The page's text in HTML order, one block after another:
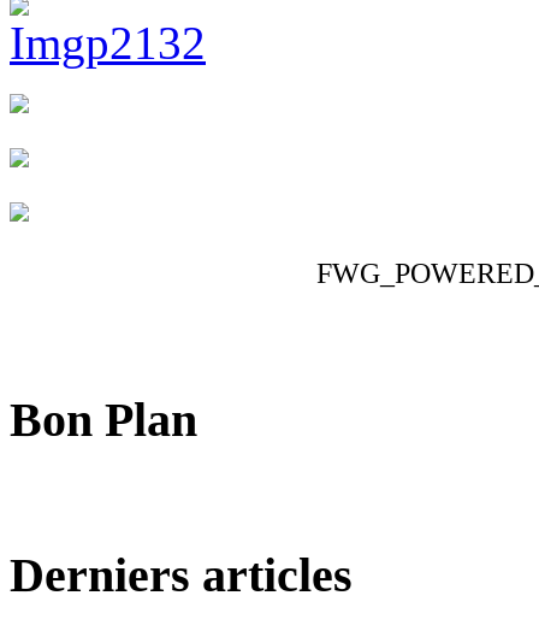
Bon Plan
Derniers articles